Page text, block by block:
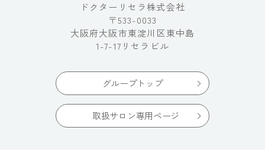
ドクターリセラ株式会社
〒533-0033
大阪府大阪市東淀川区東中島
1-7-17リセラビル
グループトップ
取扱サロン専用ページ